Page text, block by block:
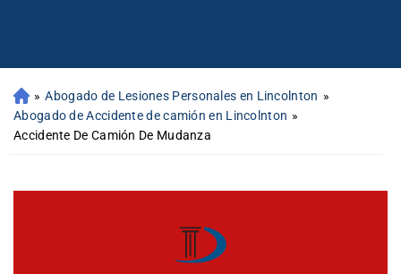
» Abogado de Lesiones Personales en Lincolnton »
Abogado de Accidente de camión en Lincolnton »
Accidente De Camión De Mudanza